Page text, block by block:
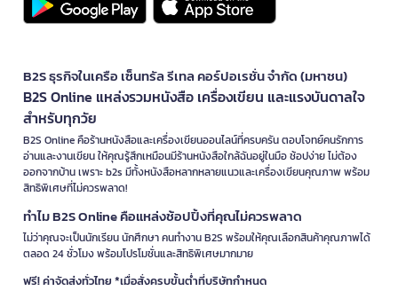
B2S ธุรกิจในเครือ เซ็นทรัล รีเทล คอร์ปอเรชั่น จำกัด (มหาชน)
B2S Online แหล่งรวมหนังสือ เครื่องเขียน และแรงบันดาลใจ
สำหรับทุกวัย
B2S Online คือร้านหนังสือและเครื่องเขียนออนไลน์ที่ครบครัน ตอบโจทย์คนรักการ
อ่านและงานเขียน ให้คุณรู้สึกเหมือนมีร้านหนังสือใกล้ฉันอยู่ในมือ ช้อปง่าย ไม่ต้อง
ออกจากบ้าน เพราะ b2s มีทั้งหนังสือหลากหลายแนวและเครื่องเขียนคุณภาพ พร้อม
สิทธิพิเศษที่ไม่ควรพลาด!
ทำไม B2S Online คือแหล่งช้อปปิ้งที่คุณไม่ควรพลาด
ไม่ว่าคุณจะเป็นนักเรียน นักศึกษา คนทำงาน B2S พร้อมให้คุณเลือกสินค้าคุณภาพได้
ตลอด 24 ชั่วโมง พร้อมโปรโมชั่นและสิทธิพิเศษมากมาย
ฟรี! ค่าจัดส่งทั่วไทย *เมื่อสั่งครบขั้นต่ำที่บริษัทกำหนด